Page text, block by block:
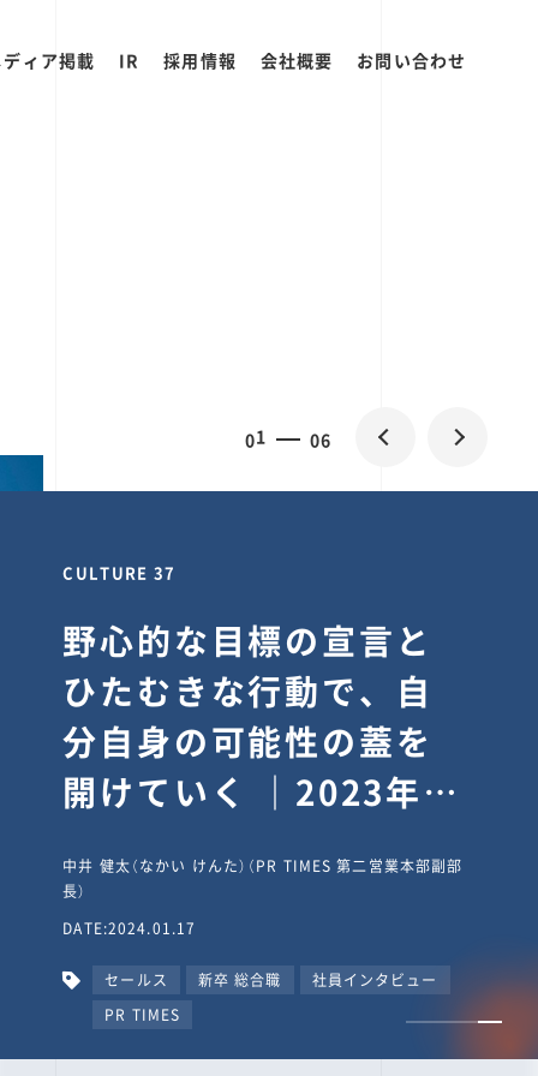
ィア掲載 IR 採用情報 会社概要 お問い合わせ
01 06
CULTURE 37
野心的な目標の宣言と
ひたむきな行動で、自
分自身の可能性の蓋を
開けていく ｜2023年度
タビュー #PR
TIMESな人たち
中井 健太（なかい けんた）（PR TIMES 第二営業本部副部
長）
DATE:2024.01.17
セールス 新卒 総合職
社員インタビュー
PR TIMES